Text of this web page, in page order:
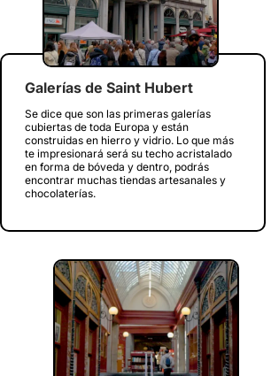
Galerías de Saint Hubert
Se dice que son las primeras galerías
cubiertas de toda Europa y están
construidas en hierro y vidrio. Lo que más
te impresionará será su techo acristalado
en forma de bóveda y dentro, podrás
encontrar muchas tiendas artesanales y
chocolaterías.